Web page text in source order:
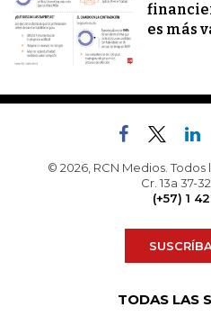
es más
© 2026, RCN Medios.
Cr. 13a 37-
(+57) 1
TODAS LAS